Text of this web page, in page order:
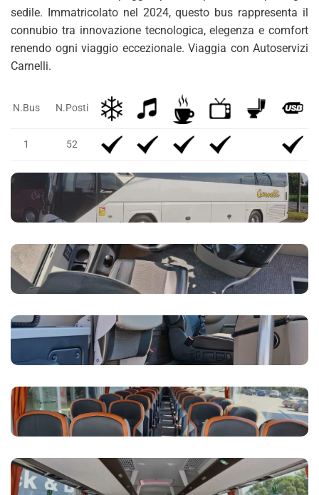
sedile. Immatricolato nel 2024, questo bus rappresenta il
connubio tra innovazione tecnologica, elegenza e comfort
renendo ogni viaggio eccezionale. Viaggia con Autoservizi
Carnelli.
N.Bus N.Posti
1 52